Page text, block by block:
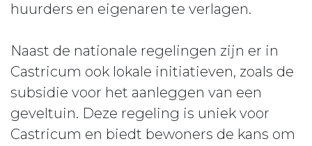
huurders en eigenaren te verlagen.
Naast de nationale regelingen zijn er in
Castricum ook lokale initiatieven, zoals de
subsidie voor het aanleggen van een
geveltuin. Deze regeling is uniek voor
Castricum en biedt bewoners de kans om